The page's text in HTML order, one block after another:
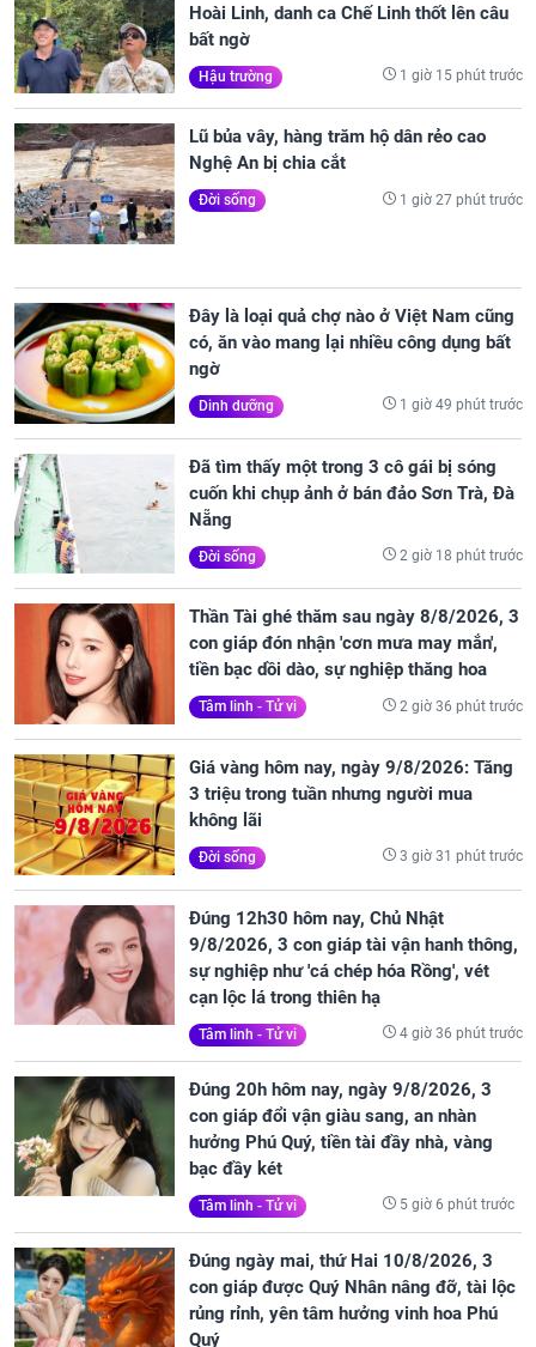
Hoài Linh, danh ca Chế Linh thốt lên câu
bất ngờ
Hậu trường 1 giờ 15 phút trước
Lũ bủa vây, hàng trăm hộ dân rẻo cao
Nghệ An bị chia cắt
Đời sống 1 giờ 27 phút trước
Đây là loại quả chợ nào ở Việt Nam cũng
có, ăn vào mang lại nhiều công dụng bất
ngờ
Dinh dưỡng 1 giờ 49 phút trước
Đã tìm thấy một trong 3 cô gái bị sóng
cuốn khi chụp ảnh ở bán đảo Sơn Trà, Đà
Nẵng
Đời sống 2 giờ 18 phút trước
Thần Tài ghé thăm sau ngày 8/8/2026, 3
con giáp đón nhận 'cơn mưa may mắn',
tiền bạc dồi dào, sự nghiệp thăng hoa
Tâm linh - Tử vi 2 giờ 36 phút trước
Giá vàng hôm nay, ngày 9/8/2026: Tăng
3 triệu trong tuần nhưng người mua
không lãi
Đời sống 3 giờ 31 phút trước
Đúng 12h30 hôm nay, Chủ Nhật
9/8/2026, 3 con giáp tài vận hanh thông,
sự nghiệp như 'cá chép hóa Rồng', vét
cạn lộc lá trong thiên hạ
Tâm linh - Tử vi 4 giờ 36 phút trước
Đúng 20h hôm nay, ngày 9/8/2026, 3
con giáp đổi vận giàu sang, an nhàn
hưởng Phú Quý, tiền tài đầy nhà, vàng
bạc đầy két
Tâm linh - Tử vi 5 giờ 6 phút trước
Đúng ngày mai, thứ Hai 10/8/2026, 3
con giáp được Quý Nhân nâng đỡ, tài lộc
rủng rỉnh, yên tâm hưởng vinh hoa Phú
Quý